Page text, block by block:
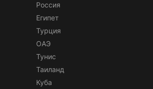
Россия
Египет
Турция
ОАЭ
Тунис
Таиланд
Куба